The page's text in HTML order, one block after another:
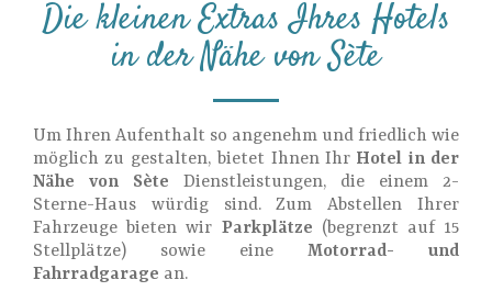
Die kleinen Extras Ihres Hotels
in der Nähe von Sète
Um Ihren Aufenthalt so angenehm und friedlich wie
möglich zu gestalten, bietet Ihnen Ihr Hotel in der
Nähe von Sète Dienstleistungen, die einem 2-
Sterne-Haus würdig sind. Zum Abstellen Ihrer
Fahrzeuge bieten wir Parkplätze (begrenzt auf 15
Stellplätze) sowie eine Motorrad- und
Fahrradgarage an.